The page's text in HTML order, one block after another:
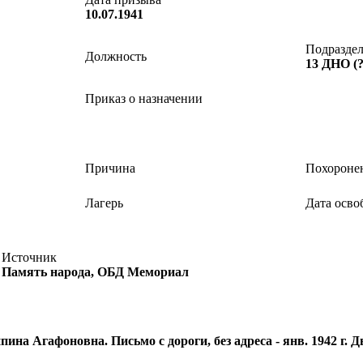
10.07.1941
Должность
13
Приказ о назначении
Причина
Лагерь Дата
Источник
Память народа, ОБД Мемориал
Агафоновна. Письмо с дороги, без адреса - янв. 1942 г.